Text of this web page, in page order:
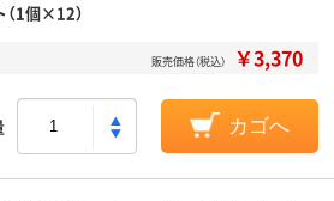
1個×12）
販売価格（税込） ￥3,370
カゴへ